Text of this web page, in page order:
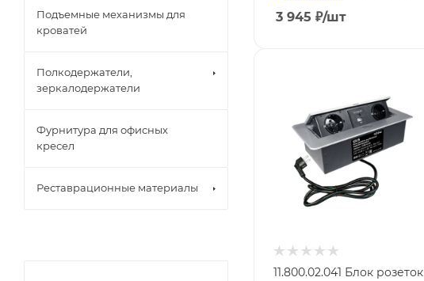
3 945 ₽/шт
11.800.02.041 Блок розеток
Подъемные механизмы для
кроватей
Полкодержатели,
зеркалодержатели
Фурнитура для офисных
кресел
Реставрационные материалы